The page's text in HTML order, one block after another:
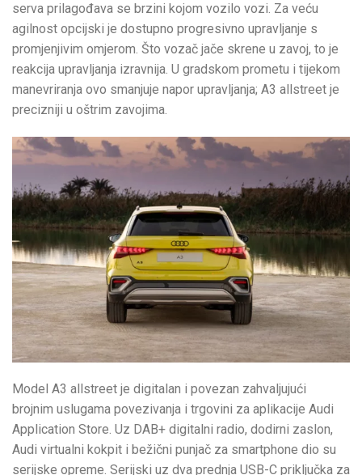
serva prilagođava se brzini kojom vozilo vozi. Za veću
agilnost opcijski je dostupno progresivno upravljanje s
promjenjivim omjerom. Što vozač jače skrene u zavoj, to je
reakcija upravljanja izravnija. U gradskom prometu i tijekom
manevriranja ovo smanjuje napor upravljanja; A3 allstreet je
precizniji u oštrim zavojima.
Model A3 allstreet je digitalan i povezan zahvaljujući
brojnim uslugama povezivanja i trgovini za aplikacije Audi
Application Store. Uz DAB+ digitalni radio, dodirni zaslon,
Audi virtualni kokpit i bežični punjač za smartphone dio su
serijske opreme. Serijski uz dva prednja USB-C priključka za